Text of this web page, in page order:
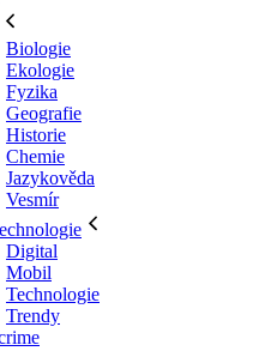
Biologie
Ekologie
Fyzika
Geografie
Historie
Chemie
Jazykověda
Vesmír
Digital
Mobil
Technologie
Trendy